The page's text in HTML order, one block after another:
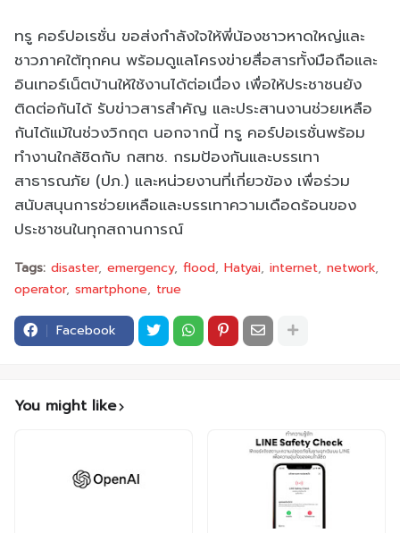
ทรู คอร์ปอเรชั่น ขอส่งกำลังใจให้พี่น้องชาวหาดใหญ่และ
ชาวภาคใต้ทุกคน พร้อมดูแลโครงข่ายสื่อสารทั้งมือถือและ
อินเทอร์เน็ตบ้านให้ใช้งานได้ต่อเนื่อง เพื่อให้ประชาชนยัง
ติดต่อกันได้ รับข่าวสารสำคัญ และประสานงานช่วยเหลือ
กันได้แม้ในช่วงวิกฤต นอกจากนี้ ทรู คอร์ปอเรชั่นพร้อม
ทำงานใกล้ชิดกับ กสทช. กรมป้องกันและบรรเทา
สาธารณภัย (ปภ.) และหน่วยงานที่เกี่ยวข้อง เพื่อร่วม
สนับสนุนการช่วยเหลือและบรรเทาความเดือดร้อนของ
ประชาชนในทุกสถานการณ์
Tags: disaster emergency flood Hatyai internet network
operator smartphone true
Facebook
You might like